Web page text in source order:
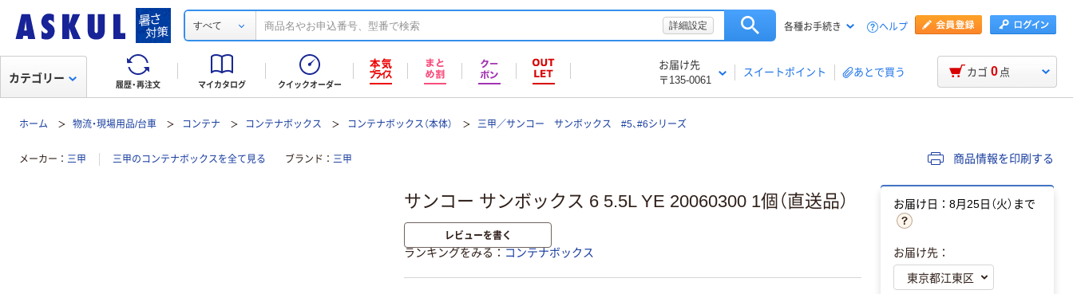
すべて 詳細設定 各種お手続き ヘルプ
履歴・再注文 マイカタログ クイックオーダー
お届け先
〒135-0061
スイートポイント あとで買う
カテゴリー カゴ 0 点
ホーム 物流・現場用品/台車 コンテナ コンテナボックス コンテナボックス（本体） 三甲／サンコー サンボックス #5、#6シリーズ
メーカー 三甲 三甲のコンテナボックスを全て見る ブランド 三甲 商品情報を印刷する
サンコー サンボックス 6 5.5L YE 20060300 1個（直送品）
レビューを書く
ランキングをみる コンテナボックス
お届け日：8月25日（火）まで
お届け先：